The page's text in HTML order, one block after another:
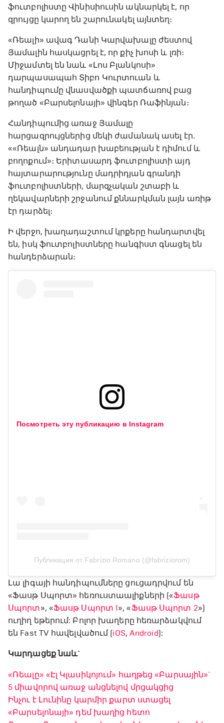
ֆուտբոլիստը Վինիսիուսին ակնարկել է, որ
զրույցը կարող են շարունակել այնտեղ։
«Ռեալի» ավագ Դանի Կարվախալը ժեստով
Յամալին հասկացրել է, որ քիչ խոսի և լռի։
Միջամտել են նաև «Լոս Բլանկոսի»
դարպասապահ Տիբո Կուրտուան և
հանդիպումը վնասվածքի պատճառով բաց
թողած «Բարսելոնայի» վինգեր Ռաֆինյան։
Հանդիպումից առաջ Յամալը
հարցազրույցներից մեկի ժամանակ ասել էր.
««Ռեալն» անդադար խաբեության է դիմում և
բողոքում»։ Երիտասարդ ֆուտբոլիստի այդ
հայտարարությունը մադրիդյան գրանդի
ֆուտբոլիստների, մարզչական շտաբի և
ղեկավարների շրջանում քննարկման լայն առիթ
էր դարձել։
Ի վերջո, խաղադաշտում կրքերը հանդարտվել
են, իսկ ֆուտբոլիստները հանգիստ գնացել են
հանդերձարան։
Посмотреть эту публикацию в Instagram
Публикация от Fabrizio Romano (@fabriziorom)
Լա լիգայի հանդիպումները ցուցադրվում են
«Ֆասթ Սպորտ» հեռուստաալիքների («Ֆասթ
Սպորտ», «Ֆասթ Սպորտ 1», «Ֆասթ Սպորտ 2»)
ուղիղ եթերում: Բոլոր խաղերը հեռարձակվում
են Fast TV հավելվածում (iOS, Android):
Կարդացեք նաև`
«Ռեալը» «Էլ Կլասիկոյում» հաղթեց «Բարսային»`
5 միավորով առաջ անցնելով մրցակցից
Ինչու է Լունինը կարմիր քարտ ստացել
«Բարսելոնայի» դեմ խաղից հետո